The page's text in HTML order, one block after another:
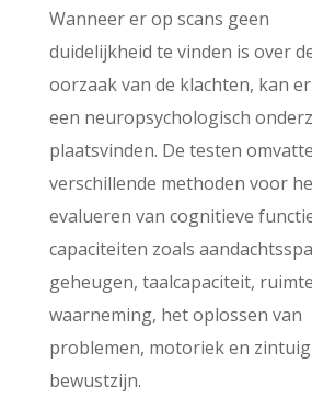
Wanneer er op scans geen
duidelijkheid te vinden is over
oorzaak van de klachten, kan
een neuropsychologisch
plaatsvinden. De testen
verschillende methoden voor
evalueren van cognitieve
capaciteiten zoals
geheugen, taalcapaciteit,
waarneming, het oplossen van
problemen, motoriek en
bewustzijn.